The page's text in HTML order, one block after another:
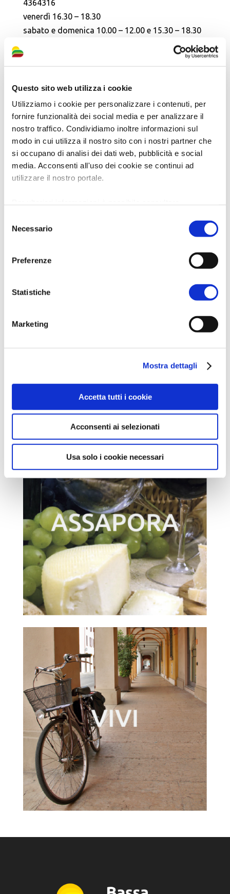
Questo sito web utilizza i cookie
Utilizziamo i cookie per personalizzare i contenuti, per
fornire funzionalità dei social media e per analizzare il
nostro traffico. Condividiamo inoltre informazioni sul
modo in cui utilizza il nostro sito con i nostri partner che
si occupano di analisi dei dati web, pubblicità e social
media. Acconsenti all'uso dei cookie se continui ad
utilizzare il nostro portale.
delNecessario
Preferenze
Statistiche
Marketing
Mostra dettagli
Accetta tutti i cookie
Acconsenti ai selezionati
Usa solo i cookie necessari
4364316
venerdì 16.30 – 18.30
sabato e domenica 10.00 – 12.00 e 15.30 – 18.30
venerdì 16.30 – 18.30
Chiuso dal 31 luglio al 30 agosto 2026
(riapertura primo fine settimana di
settembre)
Ingresso
gratuito
(Aggiornato al 07/08/2026)